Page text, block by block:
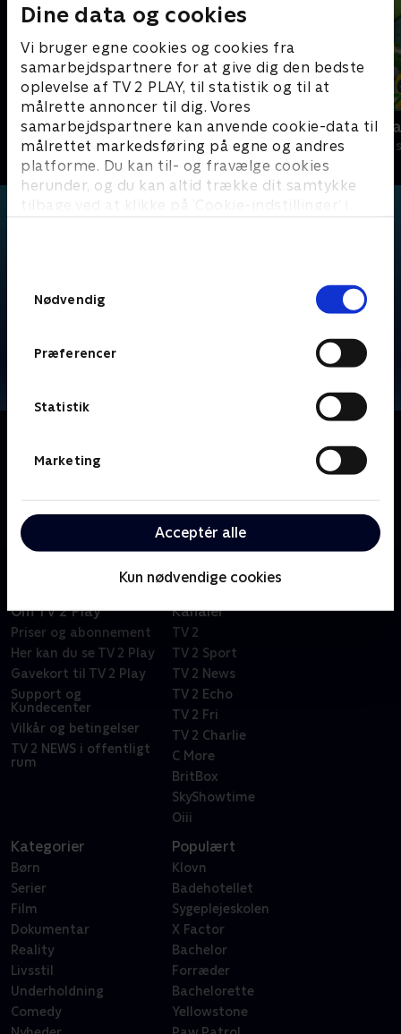
Dine data og cookies
Vi bruger egne cookies og cookies fra
samarbejdspartnere for at give dig den bedste
oplevelse af TV 2 PLAY, til statistik og til at
målrette annoncer til dig. Vores
samarbejdspartnere kan anvende cookie-data til
målrettet markedsføring på egne og andres
platforme. Du kan til- og fravælge cookies
herunder, og du kan altid trække dit samtykke
tilbage ved at klikke på ’Cookie-indstillinger’ i
Nødvendig
Præferencer
Statistik
Marketing
Acceptér alle
Kun nødvendige cookies
Lille røde bus
Børneserier • 1 sæsoner
Geckos
Børneserier • 2
Brandmand Sam har rigeligt at se til i den lille by.
Heldigvis er han altid klar til at hjælpe og rykker
en rigtig helt!
Om TV 2 Play
Priser og abonnement
Her kan du se TV 2 Play
Gavekort til TV 2 Play
Support og
Kundecenter
Vilkår og betingelser
TV 2 NEWS i offentligt
rum
Kanaler
TV 2
TV 2 Sport
TV 2 News
TV 2 Echo
TV 2 Fri
TV 2 Charlie
C More
BritBox
SkyShowtime
Oiii
Kategorier
Børn
Serier
Film
Dokumentar
Reality
Livsstil
Underholdning
Comedy
Populært
Klovn
Badehotellet
Sygeplejeskolen
X Factor
Bachelor
Forræder
Bachelorette
Yellowstone